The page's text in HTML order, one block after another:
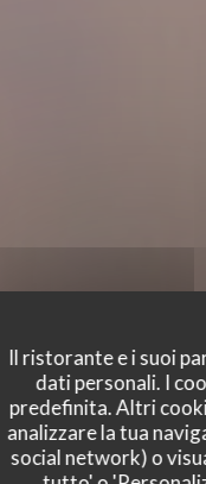
Il ristorante e i suoi
dati personali. I
predefinita. Altri
analizzare la tua
social network) o